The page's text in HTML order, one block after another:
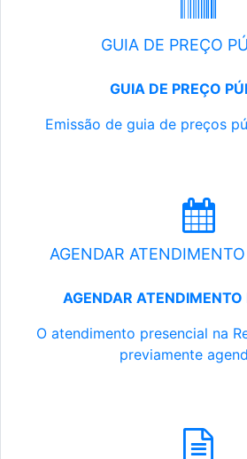
GUIA DE PREÇO
GUIA DE PREÇO
Emissão de guia de preços
AGENDAR
AGENDAR ATENDIMENTO
O atendimento presencial na
previamente